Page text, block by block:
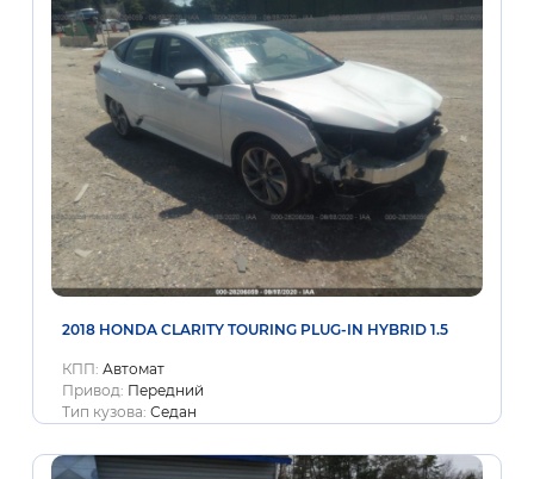
2018 HONDA CLARITY TOURING PLUG-IN HYBRID 1.5
КПП: Автомат
Привод: Передний
Тип кузова: Седан